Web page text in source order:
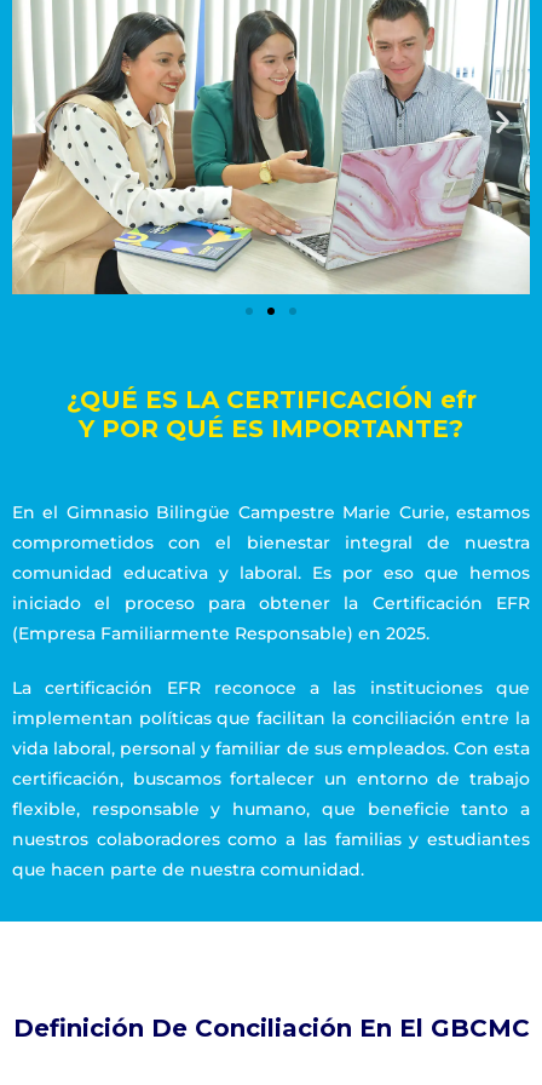
¿QUÉ ES LA CERTIFICACIÓN efr
Y POR QUÉ ES IMPORTANTE?
En el Gimnasio Bilingüe Campestre Marie Curie, estamos
comprometidos con el bienestar integral de nuestra
comunidad educativa y laboral. Es por eso que hemos
iniciado el proceso para obtener la Certificación EFR
(Empresa Familiarmente Responsable) en 2025.
La certificación EFR reconoce a las instituciones que
implementan políticas que facilitan la conciliación entre la
vida laboral, personal y familiar de sus empleados. Con esta
certificación, buscamos fortalecer un entorno de trabajo
flexible, responsable y humano, que beneficie tanto a
nuestros colaboradores como a las familias y estudiantes
que hacen parte de nuestra comunidad.
Definición De Conciliación En El GBCMC